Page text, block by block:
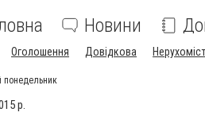
Новини
Оголошення Довідкова
понедельник
р.